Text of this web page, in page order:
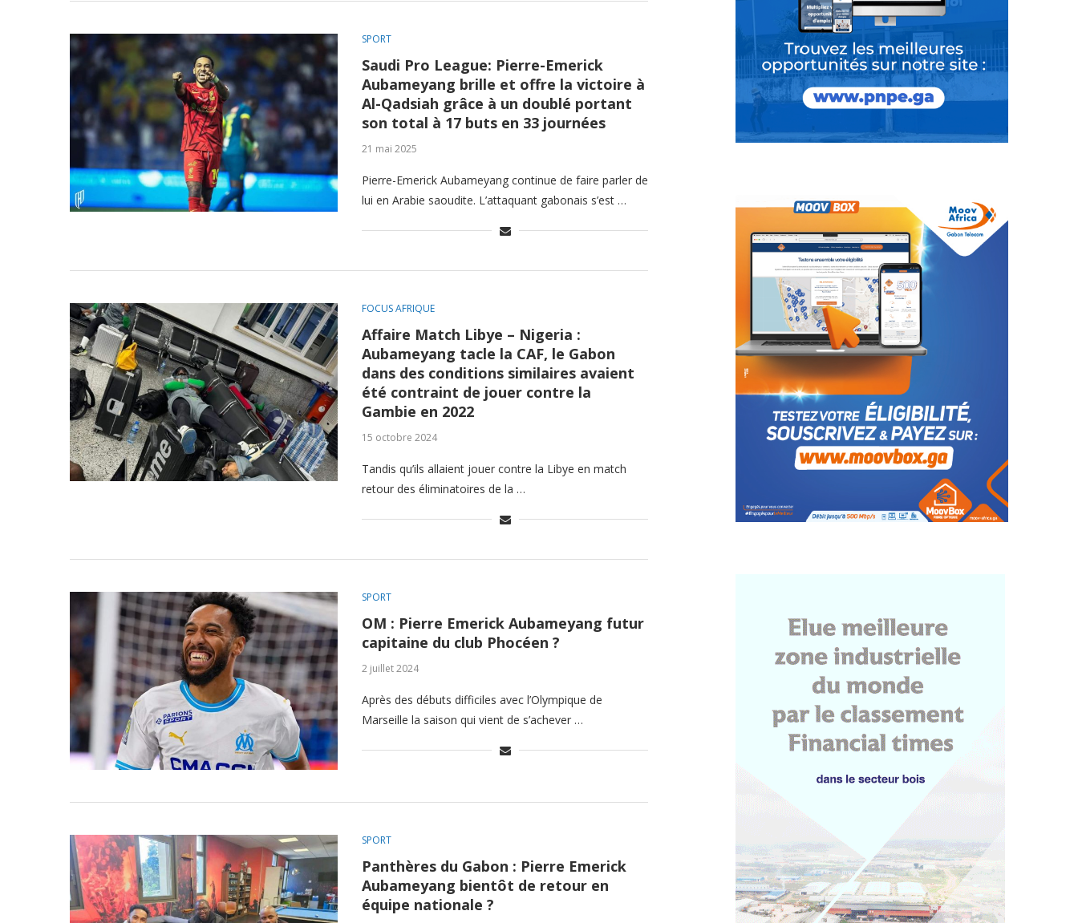
SPORT
Saudi Pro League: Pierre-Emerick
Aubameyang brille et offre la victoire à
Al-Qadsiah grâce à un doublé portant
son total à 17 buts en 33 journées
21 mai 2025
Pierre-Emerick Aubameyang continue de faire parler de
lui en Arabie saoudite. L’attaquant gabonais s’est …
FOCUS AFRIQUE
Affaire Match Libye – Nigeria :
Aubameyang tacle la CAF, le Gabon
dans des conditions similaires avaient
été contraint de jouer contre la
Gambie en 2022
15 octobre 2024
Tandis qu’ils allaient jouer contre la Libye en match
retour des éliminatoires de la …
SPORT
OM : Pierre Emerick Aubameyang futur
capitaine du club Phocéen ?
2 juillet 2024
Après des débuts difficiles avec l’Olympique de
Marseille la saison qui vient de s’achever …
SPORT
Panthères du Gabon : Pierre Emerick
Aubameyang bientôt de retour en
équipe nationale ?